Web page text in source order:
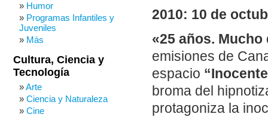
2010: 10 de
«25 años.
emisiones de
espacio
broma del
protagoniza la
Humor
Programas Infantiles y
Juveniles
Más
Cultura, Ciencia y
Tecnología
Arte
Ciencia y Naturaleza
Cine